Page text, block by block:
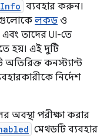
ব্যবহার করুন।
লকড ও
তাদের UI-তে
হয়। এই দুটি
অতিরিক্ত কনস্ট্যান্ট
নির্দেশ
অবস্থা পরীক্ষা করার
মেথডটি ব্যবহার